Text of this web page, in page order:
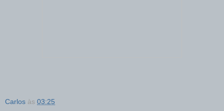
Carlos às 03:25